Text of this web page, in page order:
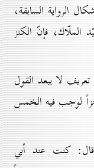
الرواية السابقة،
فإنّ الكنز
لا يبعد القول
لوجب فيه الخمس
كنت عند أبي